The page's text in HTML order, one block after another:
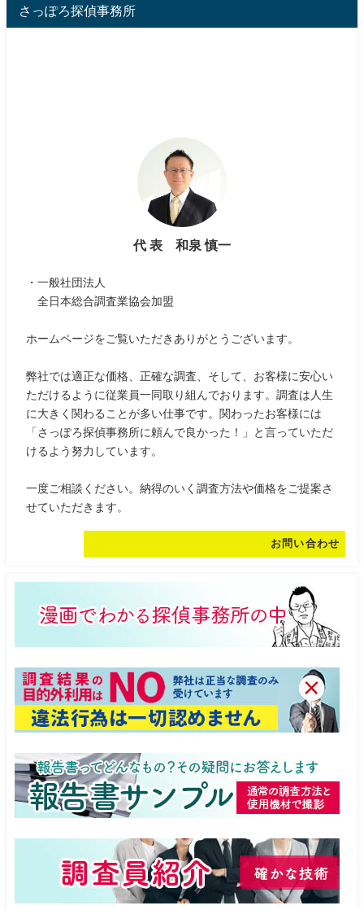
さっぽろ探偵事務所
代 表 和泉 慎一
・一般社団法人
全日本総合調査業協会加盟
ホームページをご覧いただきありがとうございます。
弊社では適正な価格、正確な調査、そして、お客様に安心い
ただけるように従業員一同取り組んでおります。調査は人生
に大きく関わることが多い仕事です。関わったお客様には
「さっぽろ探偵事務所に頼んで良かった！」と言っていただ
けるよう努力しています。
一度ご相談ください。納得のいく調査方法や価格をご提案さ
せていただきます。
お問い合わせ